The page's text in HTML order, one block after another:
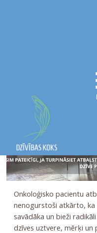
Onkoloģisko pacientu
nenogurstoši atkārto, ka
savādāka un bieži
dzīves uztvere, mērķi